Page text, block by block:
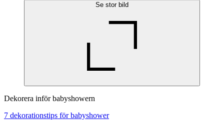
Se stor bild
Dekorera inför babyshowern
7 dekorationstips för babyshower